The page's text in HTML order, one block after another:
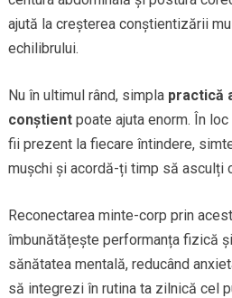
ajută la creșterea conștientizării
echilibrului.
Nu în ultimul rând, simpla practică
conștientpoate ajuta enorm. În
fii prezent la fiecare întindere,
mușchi și acordă-ți timp să asculți
Reconectarea minte-corp prin
îmbunătățește performanța fizică
sănătatea mentală, reducând
să integrezi în rutina ta zilnică cel